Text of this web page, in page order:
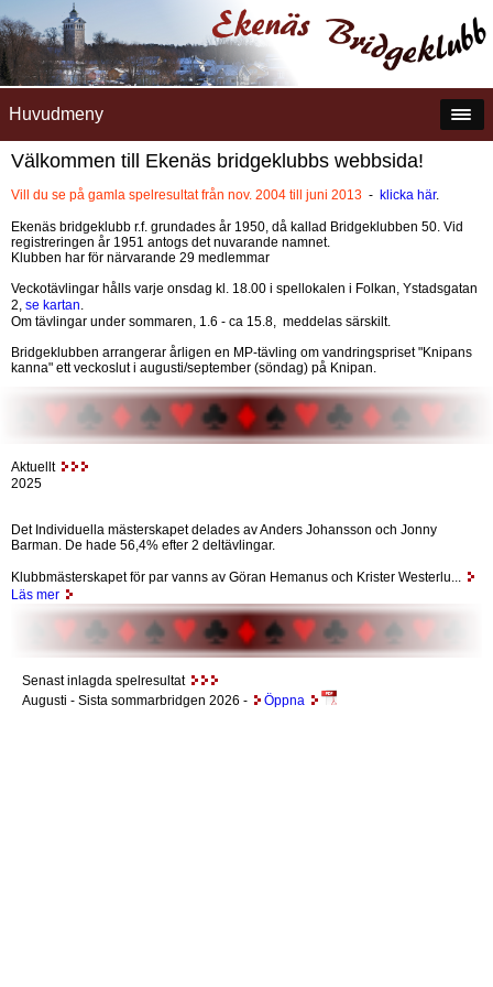
Huvudmeny
Välkommen till Ekenäs bridgeklubbs webbsida!
Vill du se på gamla spelresultat från nov. 2004 till juni 2013 - klicka här.
Ekenäs bridgeklubb r.f. grundades år 1950, då kallad Bridgeklubben 50. Vid
registreringen år 1951 antogs det nuvarande namnet.
Klubben har för närvarande 29 medlemmar
Veckotävlingar hålls varje onsdag kl. 18.00 i spellokalen i Folkan, Ystadsgatan
2, se kartan
Om tävlingar under sommaren, 1.6 - ca 15.8, meddelas särskilt.
Bridgeklubben arrangerar årligen en MP-tävling om vandringspriset "Knipans
kanna" ett veckoslut i augusti/september (söndag) på Knipan.
Aktuellt
2025
Det Individuella mästerskapet delades av Anders Johansson och Jonny
Barman. De hade 56,4% efter 2 deltävlingar.
Klubbmästerskapet för par vanns av Göran Hemanus och Krister Westerlu...
Läs mer
Senast inlagda spelresultat
Augusti - Sista sommarbridgen 2026 - Öppna